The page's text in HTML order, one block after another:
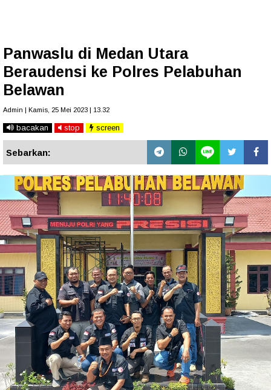
Panwaslu di Medan Utara
Beraudensi ke Polres Pelabuhan
Belawan
Admin | Kamis, 25 Mei 2023 | 13.32
bacakan stop screen
Sebarkan: